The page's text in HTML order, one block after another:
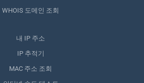
WHOIS 도메인 조회
내 IP 주소
IP 추적기
MAC 주소 조회